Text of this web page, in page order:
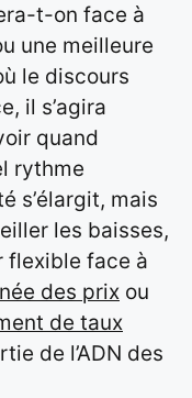
t-on face à
une meilleure
le discours
il s’agira
quand
rythme
s’élargit, mais
les baisses,
flexible face à
des prix ou
de taux
de l’ADN des